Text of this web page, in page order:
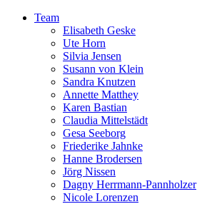
Team
Elisabeth Geske
Ute Horn
Silvia Jensen
Susann von Klein
Sandra Knutzen
Annette Matthey
Karen Bastian
Claudia Mittelstädt
Gesa Seeborg
Friederike Jahnke
Hanne Brodersen
Jörg Nissen
Dagny Herrmann-Pannholzer
Nicole Lorenzen